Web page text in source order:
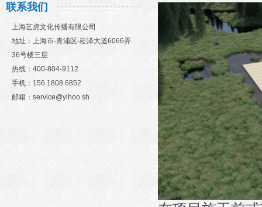
联系我们
上海艺虎文化传播有限公司
地址：上海市-青浦区-崧泽大道6066弄
36号楼三层
热线：400-804-9112
手机：156 1808 6852
邮箱：service@yihoo.sh